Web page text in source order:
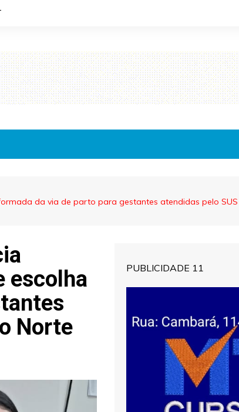
da via de parto para gestantes atendidas pelo
escolha
Norte
PUBLICIDADE 11